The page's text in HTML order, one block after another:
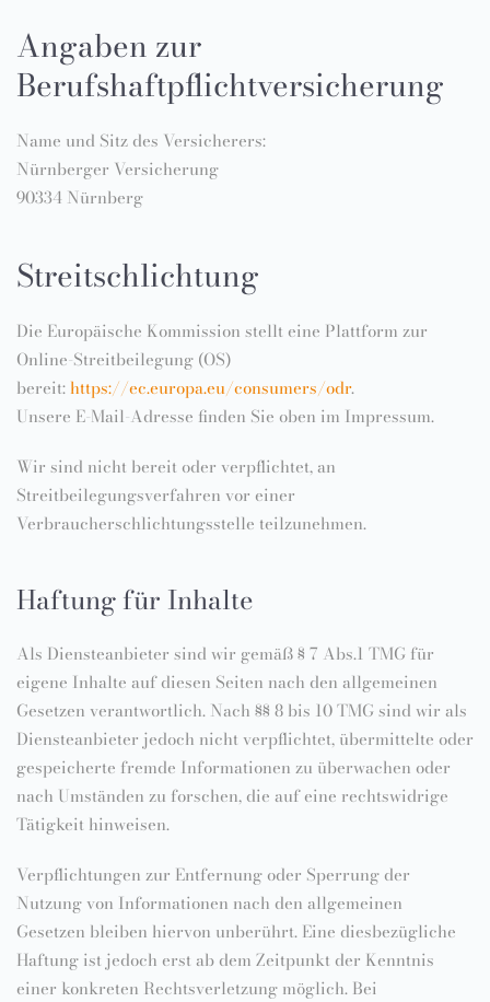
Angaben zur
Berufshaftpflichtversicherung
Name und Sitz des Versicherers:
Nürnberger Versicherung
90334 Nürnberg
Streitschlichtung
Die Europäische Kommission stellt eine Plattform zur
Online-Streitbeilegung (OS)
bereit:https://ec.europa.eu/consumers/odr.
Unsere E-Mail-Adresse finden Sie oben im Impressum.
Wir sind nicht bereit oder verpflichtet, an
Streitbeilegungsverfahren vor einer
Verbraucherschlichtungsstelle teilzunehmen.
Haftung für Inhalte
Als Diensteanbieter sind wir gemäß § 7 Abs.1 TMG für
eigene Inhalte auf diesen Seiten nach den allgemeinen
Gesetzen verantwortlich. Nach §§ 8 bis 10 TMG sind wir als
Diensteanbieter jedoch nicht verpflichtet, übermittelte oder
gespeicherte fremde Informationen zu überwachen oder
nach Umständen zu forschen, die auf eine rechtswidrige
Tätigkeit hinweisen.
Verpflichtungen zur Entfernung oder Sperrung der
Nutzung von Informationen nach den allgemeinen
Gesetzen bleiben hiervon unberührt. Eine diesbezügliche
Haftung ist jedoch erst ab dem Zeitpunkt der Kenntnis
einer konkreten Rechtsverletzung möglich. Bei